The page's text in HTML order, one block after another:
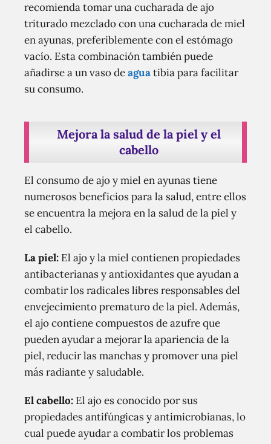
recomienda tomar una cucharada de ajo
triturado mezclado con una cucharada de miel
en ayunas, preferiblemente con el estómago
vacío. Esta combinación también puede
añadirse a un vaso deaguatibia para facilitar
su consumo.
Mejora la salud de la piel y el
cabello
El consumo de ajo y miel en ayunas tiene
numerosos beneficios para la salud, entre ellos
se encuentra la mejora en la salud de la piel y
el cabello.
La piel: El ajo y la miel contienen propiedades
antibacterianas y antioxidantes que ayudan a
combatir los radicales libres responsables del
envejecimiento prematuro de la piel. Además,
el ajo contiene compuestos de azufre que
pueden ayudar a mejorar la apariencia de la
piel, reducir las manchas y promover una piel
más radiante y saludable.
El cabello: El ajo es conocido por sus
propiedades antifúngicas y antimicrobianas, lo
cual puede ayudar a combatir los problemas